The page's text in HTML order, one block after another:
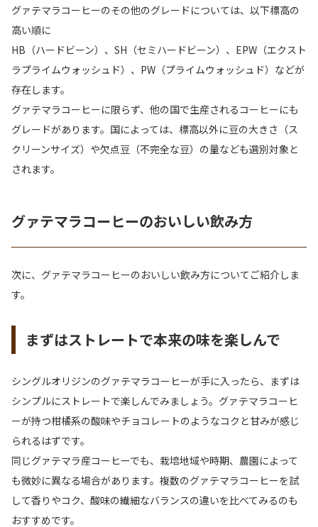
グァテマラコーヒーのその他のグレードについては、以下標高の
高い順に
HB（ハードビーン）、SH（セミハードビーン）、EPW（エクスト
ラプライムウォッシュド）、PW（プライムウォッシュド）などが
存在します。
グァテマラコーヒーに限らず、他の国で生産されるコーヒーにも
グレードがあります。国によっては、標高以外に豆の大きさ（ス
クリーンサイズ）や欠点豆（不完全な豆）の量なども選別対象と
されます。
グァテマラコーヒーのおいしい飲み方
次に、グァテマラコーヒーのおいしい飲み方についてご紹介しま
す。
まずはストレートで本来の味を楽しんで
シングルオリジンのグァテマラコーヒーが手に入ったら、まずは
シンプルにストレートで楽しんでみましょう。グァテマラコーヒ
ーが持つ柑橘系の酸味やチョコレートのようなコクと甘みが感じ
られるはずです。
同じグァテマラ産コーヒーでも、栽培地域や時期、農園によって
も微妙に異なる場合があります。複数のグァテマラコーヒーを試
して香りやコク、酸味の繊細なバランスの違いを比べてみるのも
おすすめです。